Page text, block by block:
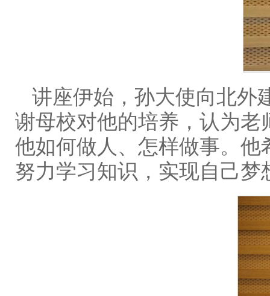
讲座伊始，孙大使向北外
谢母校对他的培养，认为
他如何做人、怎样做事。
努力学习知识，实现自己